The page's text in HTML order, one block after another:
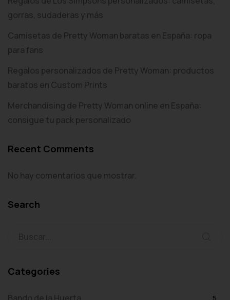
gorras, sudaderas y más
Camisetas de Pretty Woman baratas en España: ropa
para fans
Regalos personalizados de Pretty Woman: productos
baratos en Custom Prints
Merchandising de Pretty Woman online en España:
consigue tu pack personalizado
Recent Comments
No hay comentarios que mostrar.
Search
Categories
Bando de la Huerta 5